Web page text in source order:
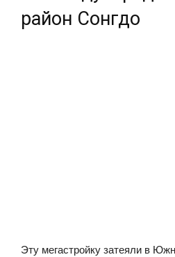
район Сонгдо
Эту мегастройку затеяли в